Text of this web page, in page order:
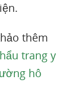
thêm
trang y
hô